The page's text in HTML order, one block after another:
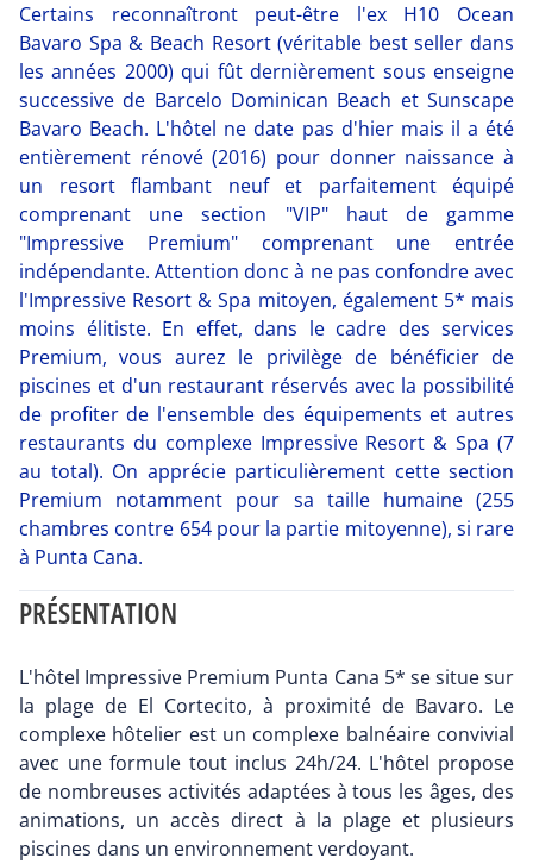
Certains reconnaîtront peut-être l'ex H10 Ocean
Bavaro Spa & Beach Resort (véritable best seller dans
les années 2000) qui fût dernièrement sous enseigne
successive de Barcelo Dominican Beach et Sunscape
Bavaro Beach. L'hôtel ne date pas d'hier mais il a été
entièrement rénové (2016) pour donner naissance à
un resort flambant neuf et parfaitement équipé
comprenant une section "VIP" haut de gamme
"Impressive Premium" comprenant une entrée
indépendante. Attention donc à ne pas confondre avec
l'Impressive Resort & Spa mitoyen, également 5* mais
moins élitiste. En effet, dans le cadre des services
Premium, vous aurez le privilège de bénéficier de
piscines et d'un restaurant réservés avec la possibilité
de profiter de l'ensemble des équipements et autres
restaurants du complexe Impressive Resort & Spa (7
au total). On apprécie particulièrement cette section
Premium notamment pour sa taille humaine (255
chambres contre 654 pour la partie mitoyenne), si rare
à Punta Cana.
PRÉSENTATION
L'hôtel Impressive Premium Punta Cana 5* se situe sur
la plage de El Cortecito, à proximité de Bavaro. Le
complexe hôtelier est un complexe balnéaire convivial
avec une formule tout inclus 24h/24. L'hôtel propose
de nombreuses activités adaptées à tous les âges, des
animations, un accès direct à la plage et plusieurs
piscines dans un environnement verdoyant.